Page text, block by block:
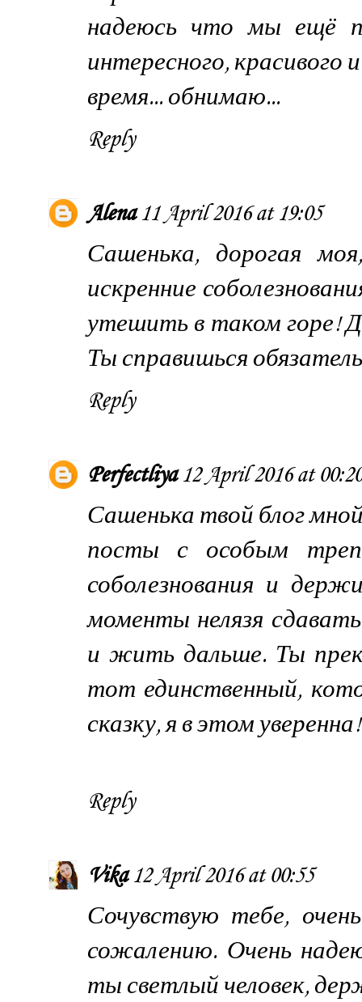
надеюсь что мы ещё
интересного, красивого
время... обнимаю...
Reply
Alena 11 April 2016 at 19:05
Сашенька, дорогая
искренние
утешить в таком горе!
Ты справишься
Reply
Perfectliya 12 April 2016 at 00:20
Сашенька твой блог
посты с особым
соболезнования и
моменты нелязя
и жить дальше. Ты
тот единственный,
сказку, я в этом уверенна!
Reply
Vika 12 April 2016 at 00:55
Сочувствую тебе,
сожалению. Очень
ты светлый человек,